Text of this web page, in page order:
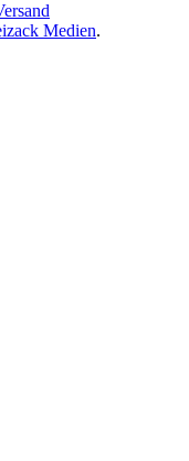
Medien.